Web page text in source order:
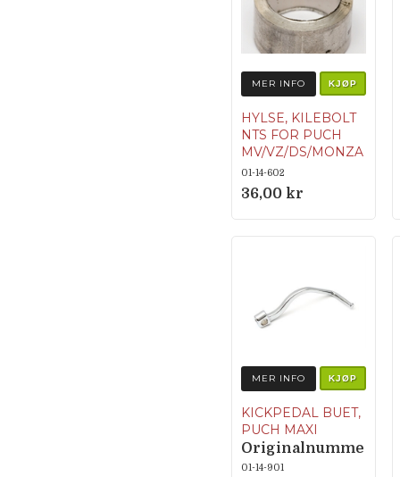
MER INFO KJØP
HYLSE, KILEBOLT
NTS FOR PUCH
MV/VZ/DS/MONZA
ETC.
Originalnumme
01-14-602
36,00 kr
MER INFO KJØP
KICKPEDAL BUET,
PUCH MAXI
Originalnumme
r: 349.3.13.640.1
01-14-901